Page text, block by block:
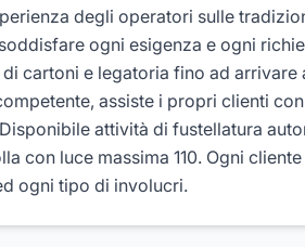
degli operatori sulle
ogni esigenza e ogni
cartoni e legatoria fino ad
assiste i propri clienti
attività di fustellatura
con luce massima 110. Ogni
ogni tipo di involucri.